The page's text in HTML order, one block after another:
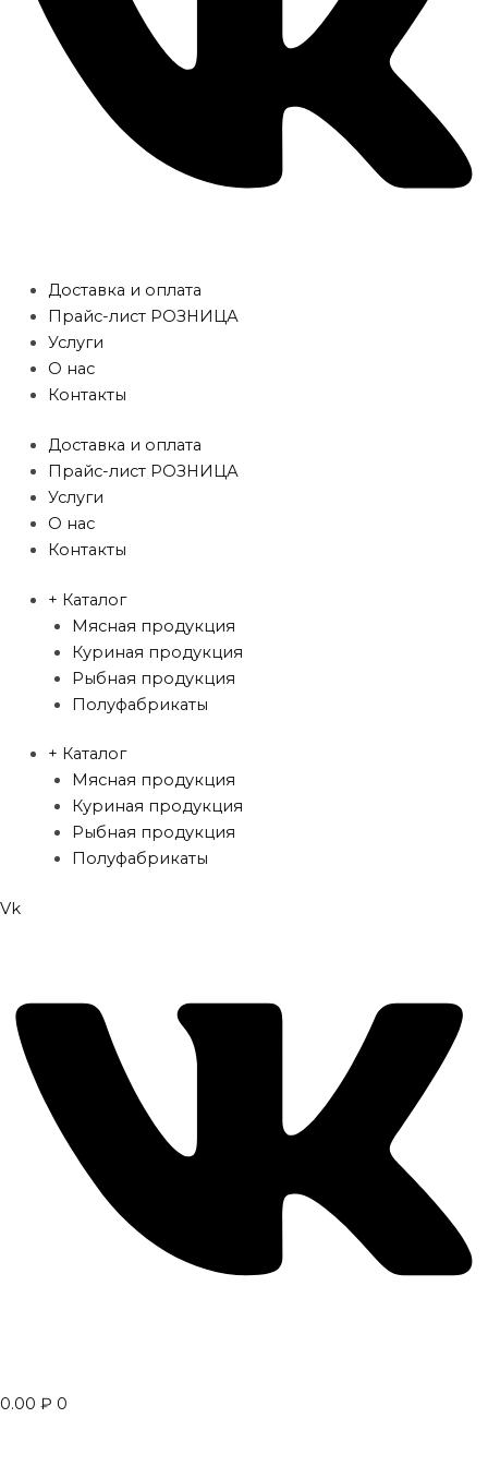
Доставка и оплата
Прайс-лист РОЗНИЦА
Услуги
О нас
Контакты
Доставка и оплата
Прайс-лист РОЗНИЦА
Услуги
О нас
Контакты
+ Каталог
Мясная продукция
Куриная продукция
Рыбная продукция
Полуфабрикаты
+ Каталог
Мясная продукция
Куриная продукция
Рыбная продукция
Полуфабрикаты
Vk
0.00 ₽ 0